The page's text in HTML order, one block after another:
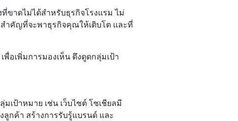
ขาดไม่ได้สำหรับธุรกิจโรงแรม ไม่
ำคัญที่จะพาธุรกิจคุณให้เติบโต และที่
อเพิ่มการมองเห็น ดึงดูดกลุ่มเป้า
ป้าหมาย เช่น เว็บไซต์ โซเชียลมี
กค้า สร้างการรับรู้แบรนด์ และ